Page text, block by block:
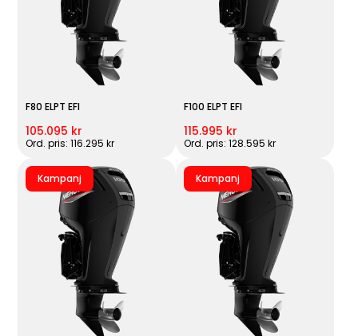
F80 ELPT EFI
105.095 kr
Ord. pris: 116.295 kr
F100 ELPT EFI
115.995 kr
Ord. pris: 128.595 kr
Kampanj Kampanj